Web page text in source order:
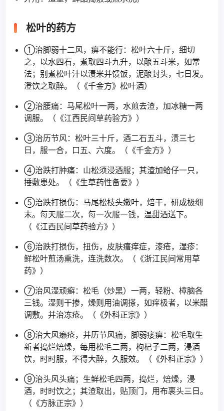
松叶的药方
①治脚弱十二风，痹不能行：松叶六十斤，细切
之，以水四石，煮取四斗九升，以酿五斗米，如常
法；别煮松叶汁以渍米并馈饭，泥酿封头，七日发。
澄饮之取醉。（《千金方》松叶酒）
②治腰痛：马尾松叶一两，水煎去渣，加冰糖一两
调服。（《江西民间草药验方》）
③治历节风：松叶三十斤，酒二石五斗，渍三七
日，服一合，口五、六度。（《千金方》）
④治跌打肿痛：山松须浸酒服；其渣加蛤仔一只，
捶敷患处。（《生草药性备要》）
⑤治跌打损伤：马尾松枝头嫩叶，焙干，研成极细
末。每天服二次，每一次服一钱，温甜酒送下。
（《江西民间草药验方》）
⑥治跌打损伤，扭伤，皮肤瘙痒症，漆疮，湿疹：
鲜松叶煎汤熏洗，连洗数次。（《浙江民间常用草
药》）
⑦治风湿顽癣：松毛（炒黑）一两，轻粉、樟脑各
三钱。湿则干掺，燥则用油调搽，如痒极者，以米醋
调敷。并治冻疮。（《外科正宗》）
⑧治大风癞疮，并历节风痛，脚弱痿痹：松毛取生
新者捣烂焙燥，每用松毛二两，枸杞子二两，浸酒
饮，时时服，不得大醉，久服效。（《外科正宗》）
⑨治头风头痛；生鲜松毛四两，捣烂，焙燥，浸
酒，时时饮之；其渣取出，贴顶门，用布裹头三日。
（《方脉正宗》）